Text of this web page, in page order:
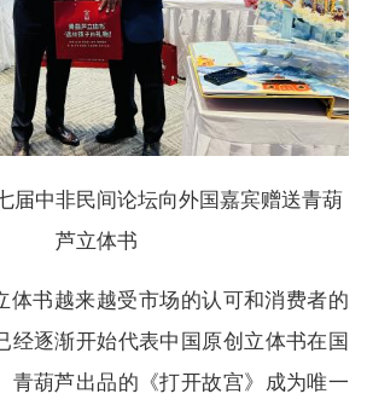
届中非民间论坛向外国嘉宾赠送青葫
芦立体书
体书越来越受市场的认可和消费者的
经逐渐开始代表中国原创立体书在国
青葫芦出品的《打开故宫》成为唯一